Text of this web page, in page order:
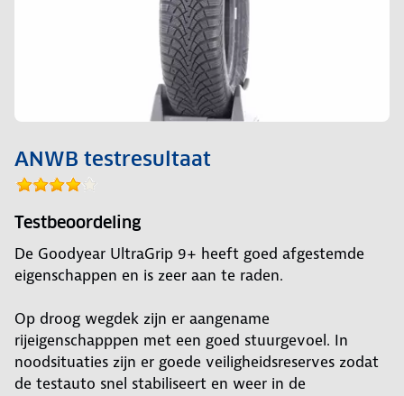
ANWB testresultaat
Testbeoordeling
De Goodyear UltraGrip 9+ heeft goed afgestemde
eigenschappen en is zeer aan te raden.
Op droog wegdek zijn er aangename
rijeigenschapppen met een goed stuurgevoel. In
noodsituaties zijn er goede veiligheidsreserves zodat
de testauto snel stabiliseert en weer in de